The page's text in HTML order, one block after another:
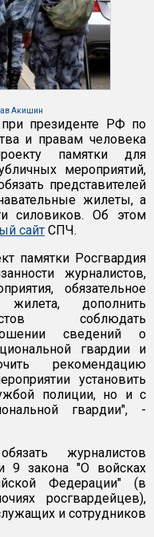
Акишин
президенте РФ по
и правам человека
памятки для
мероприятий,
представителей
жилеты, а
силовиков. Об этом
сайт СПЧ.
памятки Росгвардия
журналистов,
обязательное
жилета, дополнить
соблюдать
сведений о
гвардии и
рекомендацию
установить
полиции, но и с
гвардии", -
журналистов
9 закона "О войсках
Федерации" (в
росгвардейцев),
и сотрудников